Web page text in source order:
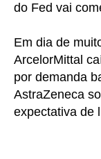
do Fed vai
Em dia de
ArcelorMittal
por demanda
AstraZeneca
expectativa de